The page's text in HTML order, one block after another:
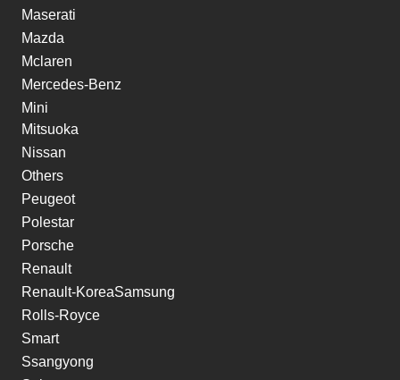
Maserati
Mazda
Mclaren
Mercedes-Benz
Mini
Mitsuoka
Nissan
Others
Peugeot
Polestar
Porsche
Renault
Renault-KoreaSamsung
Rolls-Royce
Smart
Ssangyong